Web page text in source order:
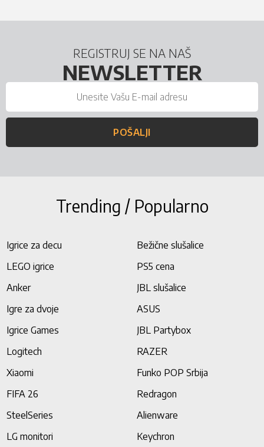
REGISTRUJ SE NA NAŠ
NEWSLETTER
POŠALJI
Trending / Popularno
Igrice za decu
Bežične slušalice
LEGO igrice
PS5 cena
Anker
JBL slušalice
Igre za dvoje
ASUS
Igrice Games
JBL Partybox
Logitech
RAZER
Xiaomi
Funko POP Srbija
FIFA 26
Redragon
SteelSeries
Alienware
LG monitori
Keychron